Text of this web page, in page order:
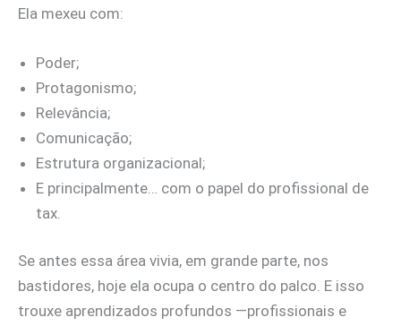
Ela mexeu com:
Poder;
Protagonismo;
Relevância;
Comunicação;
Estrutura organizacional;
E principalmente… com o papel do profissional de
tax.
Se antes essa área vivia, em grande parte, nos
bastidores, hoje ela ocupa o centro do palco. E isso
trouxe aprendizados profundos —profissionais e